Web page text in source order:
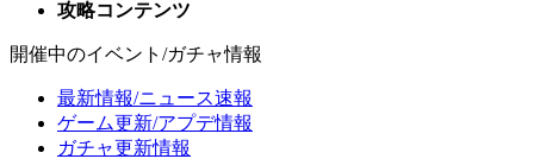
攻略コンテンツ
開催中のイベント/ガチャ情報
最新情報/ニュース速報
ゲーム更新/アプデ情報
ガチャ更新情報